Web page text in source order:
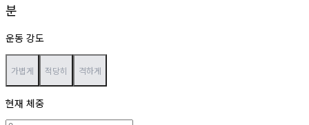
분
운동 강도
가볍게 적당히 격하게
현재 체중